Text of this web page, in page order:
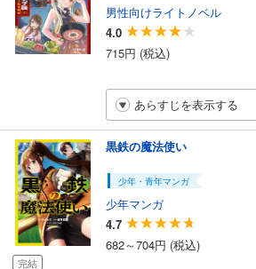
男性向けライトノベル
4.0
715円 (税込)
あらすじを表示する
完結
黒鉄の魔法使い
少年・青年マンガ
少年マンガ
4.7
682～704円 (税込)